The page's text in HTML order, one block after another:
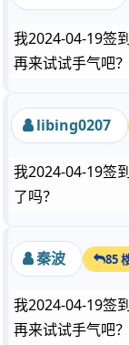
我2024-04-19签
再来试试手气吧？
libing0207
我2024-04-19签
了吗？
秦波 85
我2024-04-19签
再来试试手气吧？